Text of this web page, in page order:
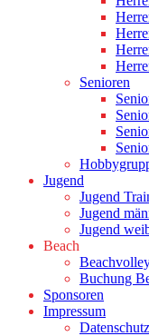
Senioren
Jugend
Jugend
Jugend
Jugend
Beach
Buchung
Sponsoren
Impressum